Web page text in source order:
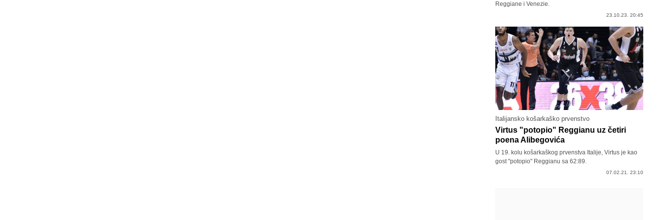
Reggiane i Venezie.
23.10.23. 20:45
Italijansko košarkaško prvenstvo
Virtus "potopio" Reggianu uz četiri
poena Alibegovića
U 19. kolu košarkaškog prvenstva Italije, Virtus je kao
gost "potopio" Reggianu sa 62:89.
07.02.21. 23:10